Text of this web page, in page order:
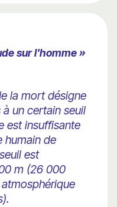
sur l'homme »
la mort désigne
un certain seuil
est insuffisante
humain de
est
m (26 000